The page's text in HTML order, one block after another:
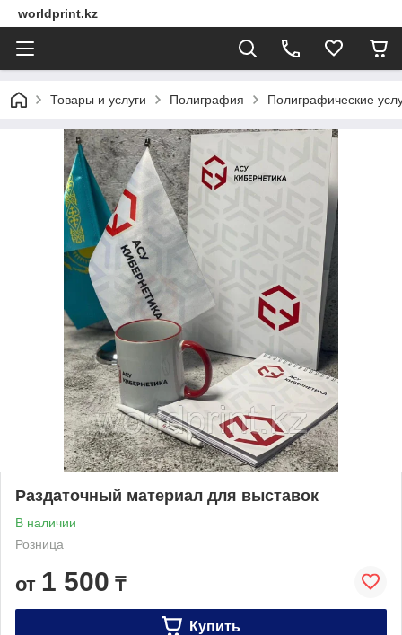
worldprint.kz
Товары и услуги Полиграфия Полиграфические
Раздаточный материал для выставок
В наличии
Розница
от 1 500 ₸
Купить